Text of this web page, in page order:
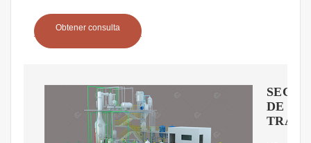
Obtener consulta
DE